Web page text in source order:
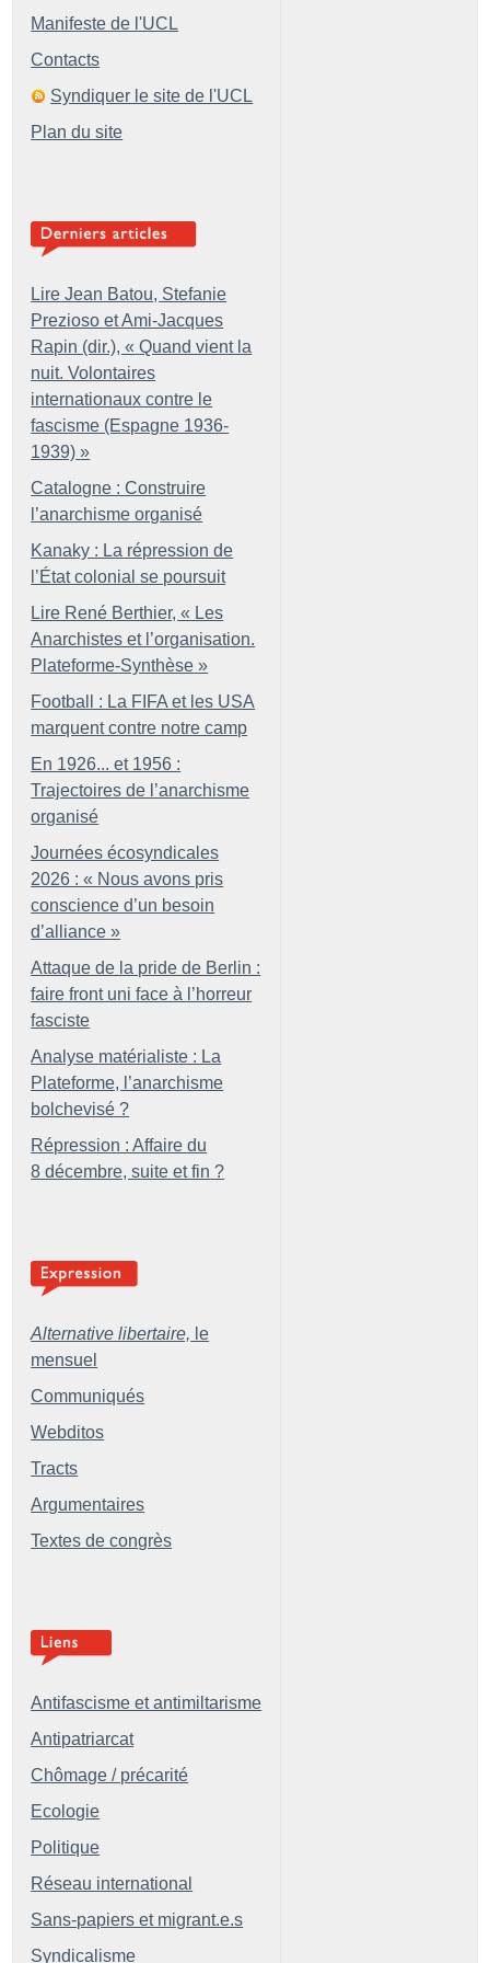
Manifeste de l'UCL
Contacts
Syndiquer le site de l'UCL
Plan du site
Lire Jean Batou, Stefanie
Prezioso et Ami-Jacques
Rapin (dir.), « Quand vient la
nuit. Volontaires
internationaux contre le
fascisme (Espagne 1936-
1939) »
Catalogne : Construire
l’anarchisme organisé
Kanaky : La répression de
l’État colonial se poursuit
Lire René Berthier, « Les
Anarchistes et l’organisation.
Plateforme-Synthèse »
Football : La FIFA et les USA
marquent contre notre camp
En 1926... et 1956 :
Trajectoires de l’anarchisme
organisé
Journées écosyndicales
2026 : « Nous avons pris
conscience d’un besoin
d’alliance »
Attaque de la pride de Berlin :
faire front uni face à l’horreur
fasciste
Analyse matérialiste : La
Plateforme, l’anarchisme
bolchevisé ?
Répression : Affaire du
8 décembre, suite et fin ?
Alternative libertaire, le
mensuel
Communiqués
Webditos
Tracts
Argumentaires
Textes de congrès
Antifascisme et antimiltarisme
Antipatriarcat
Chômage / précarité
Ecologie
Politique
Réseau international
Sans-papiers et migrant.e.s
Syndicalisme